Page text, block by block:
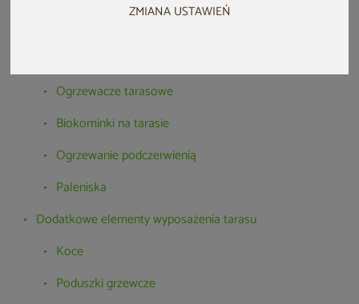
ZMIANA USTAWIEŃ
Ogrzewacze tarasowe
Biokominki na tarasie
Ogrzewanie podczerwienią
Paleniska
Dodatkowe elementy wyposażenia tarasu
Koce
Poduszki grzewcze